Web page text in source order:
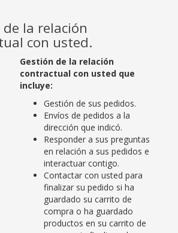
la relación
con usted.
Gestión de la relación
contractual con usted que
incluye:
Gestión de sus pedidos.
Envíos de pedidos a la
dirección que indicó.
Responder a sus preguntas
en relación a sus pedidos e
interactuar contigo.
Contactar con usted para
finalizar su pedido si ha
guardado su carrito de
compra o ha guardado
productos en su carrito de